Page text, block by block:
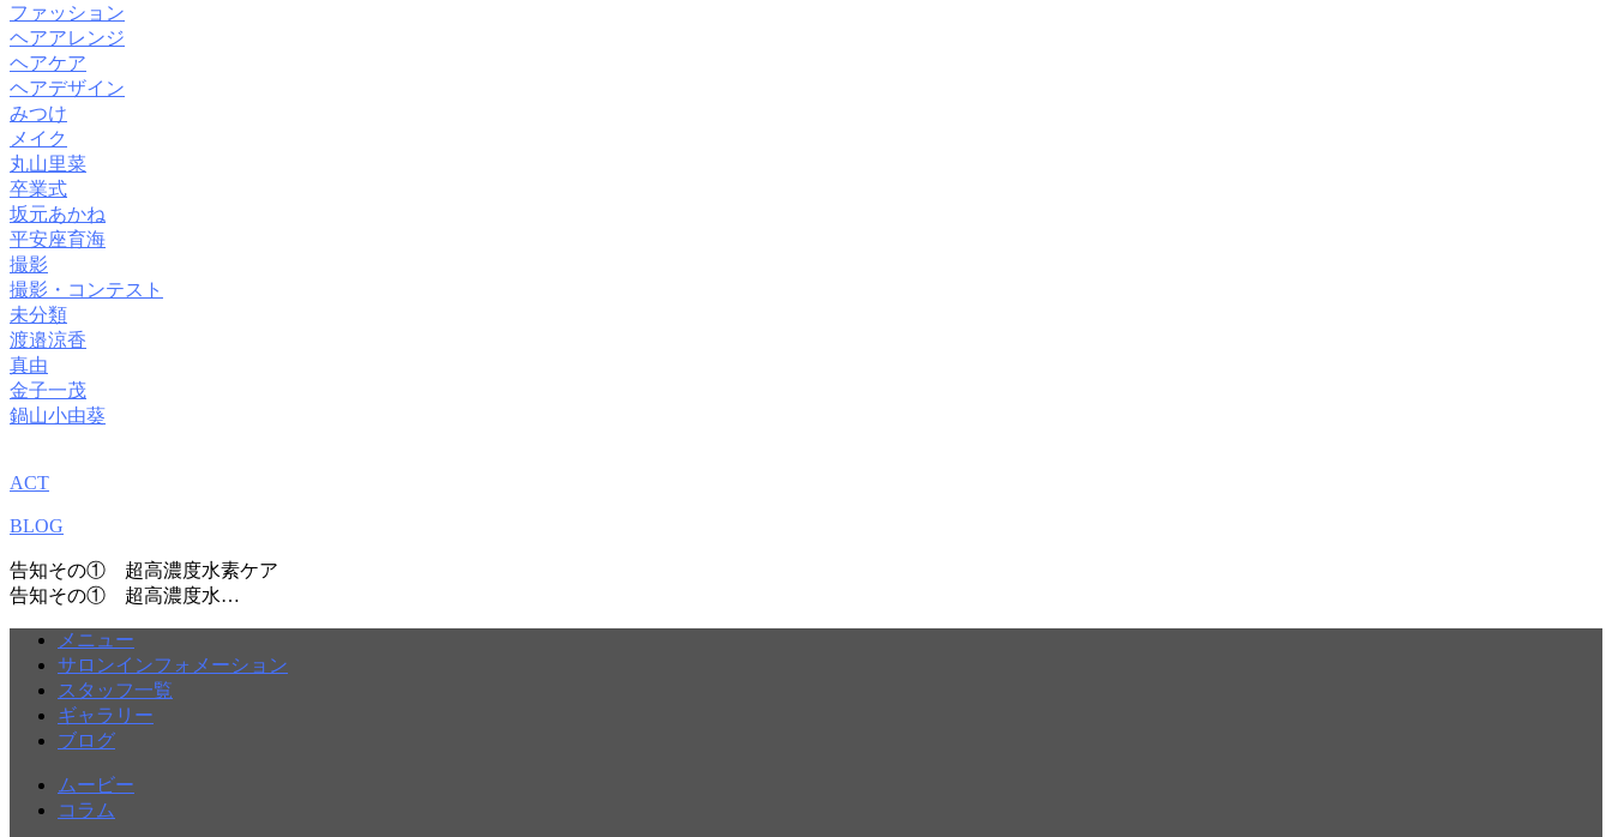
ファッション
ヘアアレンジ
ヘアケア
ヘアデザイン
みつけ
メイク
丸山里菜
卒業式
坂元あかね
平安座育海
撮影
撮影・コンテスト
未分類
渡邉涼香
真由
金子一茂
鍋山小由葵
ACT
BLOG
告知その① 超高濃度水素ケア
告知その① 超高濃度水…
メニュー
サロンインフォメーション
スタッフ一覧
ギャラリー
ブログ
ムービー
コラム